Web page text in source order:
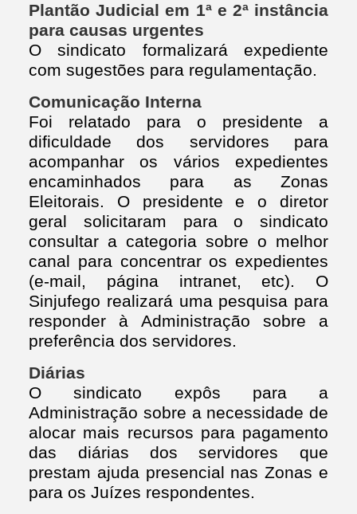
Plantão Judicial em 1ª e 2ª instância
para causas urgentes
O sindicato formalizará expediente
com sugestões para regulamentação.
Comunicação Interna
Foi relatado para o presidente a
dificuldade dos servidores para
acompanhar os vários expedientes
encaminhados para as Zonas
Eleitorais. O presidente e o diretor
geral solicitaram para o sindicato
consultar a categoria sobre o melhor
canal para concentrar os expedientes
(e-mail, página intranet, etc). O
Sinjufego realizará uma pesquisa para
responder à Administração sobre a
preferência dos servidores.
Diárias
O sindicato expôs para a
Administração sobre a necessidade de
alocar mais recursos para pagamento
das diárias dos servidores que
prestam ajuda presencial nas Zonas e
para os Juízes respondentes.